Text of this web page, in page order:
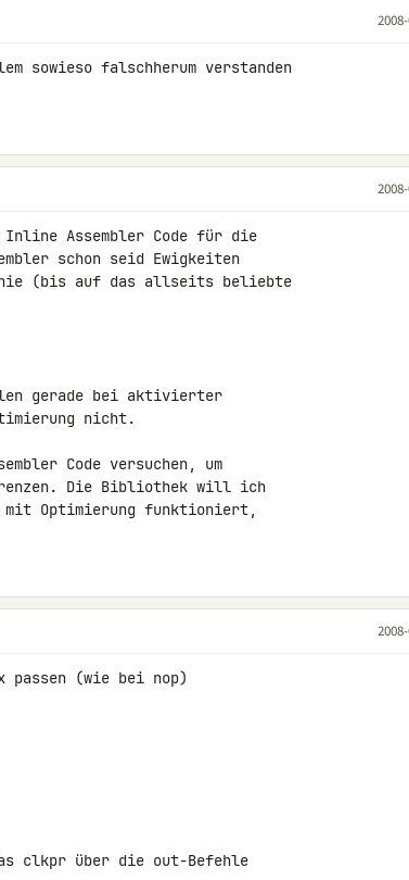
sowieso falschherum verstanden
Assembler Code für die
schon seid Ewigkeiten
(bis auf das allseits beliebte
gerade bei aktivierter
nicht.
Code versuchen, um
Die Bibliothek will ich
mit Optimierung funktioniert,
passen (wie bei nop)
clkpr über die out-Befehle